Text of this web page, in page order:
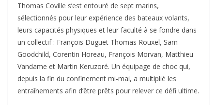
Thomas Coville s’est entouré de sept marins,
sélectionnés pour leur expérience des bateaux volants,
leurs capacités physiques et leur faculté à se fondre dans
un collectif : François Duguet Thomas Rouxel, Sam
Goodchild, Corentin Horeau, François Morvan, Matthieu
Vandame et Martin Keruzoré. Un équipage de choc qui,
depuis la fin du confinement mi-mai, a multiplié les
entraînements afin d’être prêts pour relever ce défi ultime.